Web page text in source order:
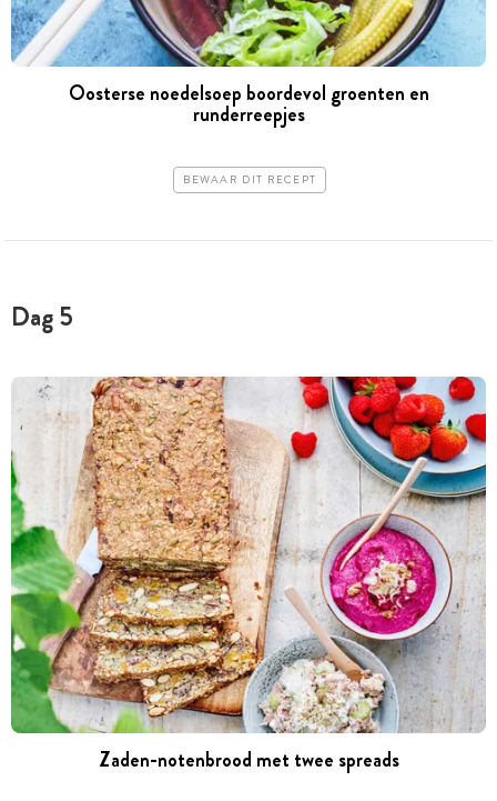
Oosterse noedelsoep boordevol groenten en
runderreepjes
BEWAAR DIT RECEPT
Dag 5
Zaden-notenbrood met twee spreads